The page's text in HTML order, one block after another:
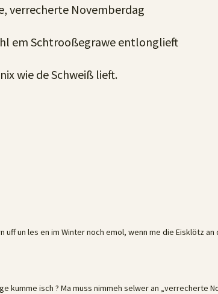
verrecherte Novemberdag
em Schtrooßegrawe entlonglieft
wie de Schweiß lieft.
uff un les en im Winter noch emol, wenn me die Eisklötz an
kumme isch ? Ma muss nimmeh selwer an „verrecherte